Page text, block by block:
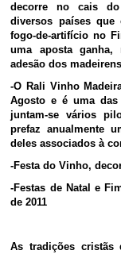
decorre no cais
diversos países que
fogo-de-artifício no
uma aposta
adesão dos
-O Rali Vinho
Agosto e é uma das
juntam-se vários
prefaz anualmente
deles associados à
-Festa do Vinho,
-Festas de Natal e
de 2011
As tradições cristãs